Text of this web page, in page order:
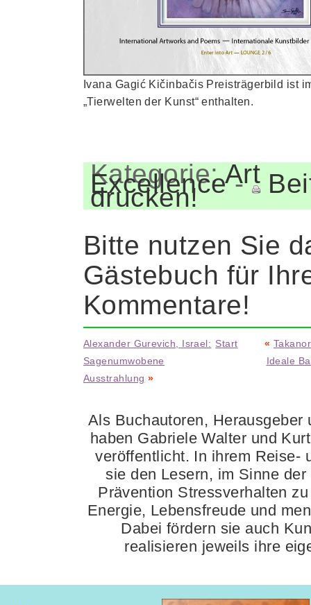
Ivana Gagić Kičinbačis Preisträgerbild ist
„Tierwelten der Kunst“ enthalten.
Kategorie:Art
Excellence-
drucken!
Bitte nutzen Sie
Gästebuch für
Kommentare!
Alexander Gurevich, Israel:
Sagenumwobene
Ausstrahlung »
Start «
Ideale
Als Buchautoren, Herausgeber
haben Gabriele Walter und
veröffentlicht. In ihrem Reise-
sie den Lesern, im Sinne
Prävention Stressverhalten
Energie, Lebensfreude und
Dabei fördern sie auch
realisieren jeweils ihre